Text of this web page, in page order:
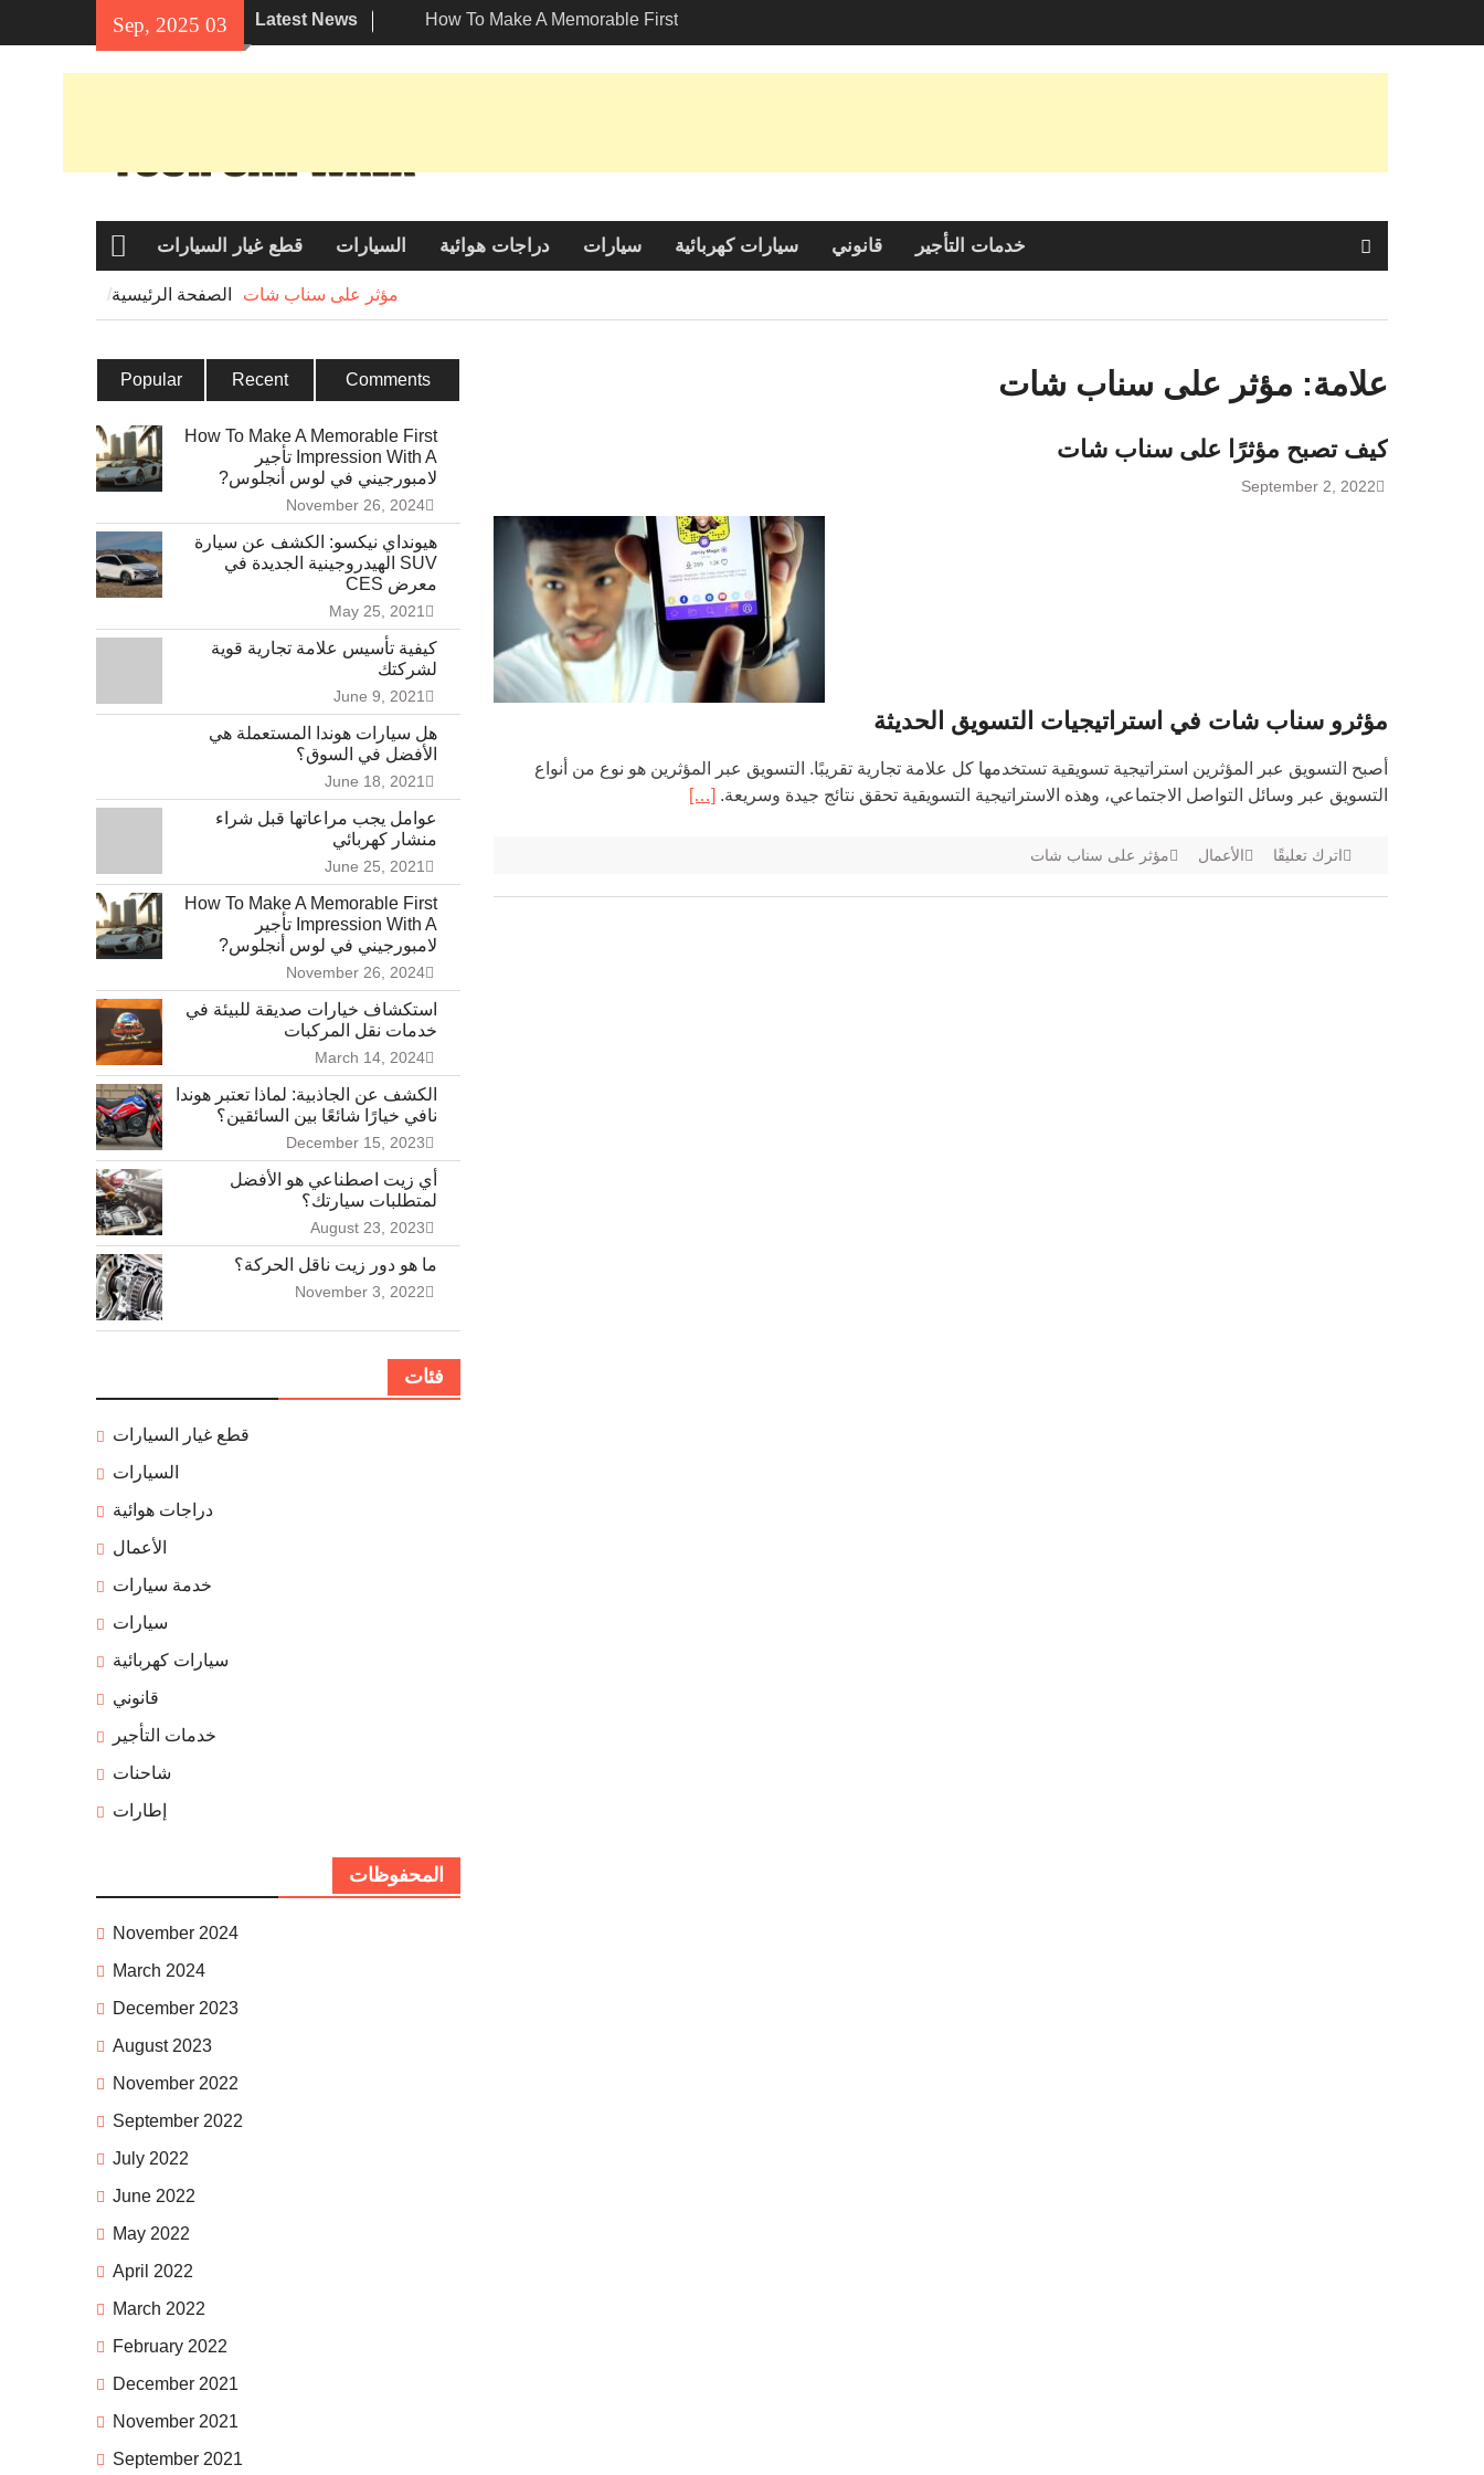
03 Sep, 2025 Latest News
How To Make A Memorable First
Impression With A تأجير لامبورجيني
في لوس أنجلوس?
نافي خيارًا شائعًا بين السائقين؟
قطع غيار السيارات السيارات دراجات هوائية سيارات سيارات كهربائية قانوني خدمات التأجير
الصفحة الرئيسية مؤثر على سناب شات
علامة: مؤثر على سناب شات
كيف تصبح مؤثرًا على سناب شات
September 2, 2022
مؤثرو سناب شات في استراتيجيات التسويق الحديثة
أصبح التسويق عبر المؤثرين استراتيجية تسويقية تستخدمها كل علامة تجارية تقريبًا. التسويق عبر المؤثرين هو نوع من أنواع
التسويق عبر وسائل التواصل الاجتماعي، وهذه الاستراتيجية التسويقية تحقق نتائج جيدة وسريعة. […]
اترك تعليقًا الأعمال مؤثر على سناب شات
Popular Recent Comments
How To Make A Memorable First
Impression With A تأجير
لامبورجيني في لوس أنجلوس?
November 26, 2024
هيونداي نيكسو: الكشف عن سيارة
SUV الهيدروجينية الجديدة في
معرض CES
May 25, 2021
كيفية تأسيس علامة تجارية قوية
لشركتك
June 9, 2021
هل سيارات هوندا المستعملة هي
الأفضل في السوق؟
June 18, 2021
عوامل يجب مراعاتها قبل شراء
منشار كهربائي
June 25, 2021
How To Make A Memorable First
Impression With A تأجير
لامبورجيني في لوس أنجلوس?
November 26, 2024
استكشاف خيارات صديقة للبيئة في
خدمات نقل المركبات
March 14, 2024
الكشف عن الجاذبية: لماذا تعتبر هوندا
نافي خيارًا شائعًا بين السائقين؟
December 15, 2023
أي زيت اصطناعي هو الأفضل
لمتطلبات سيارتك؟
August 23, 2023
ما هو دور زيت ناقل الحركة؟
November 3, 2022
فئات
قطع غيار السيارات
السيارات
دراجات هوائية
الأعمال
خدمة سيارات
سيارات
سيارات كهربائية
قانوني
خدمات التأجير
شاحنات
إطارات
المحفوظات
November 2024
March 2024
December 2023
August 2023
November 2022
September 2022
July 2022
June 2022
May 2022
April 2022
March 2022
February 2022
December 2021
November 2021
September 2021